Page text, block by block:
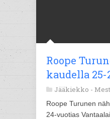
Roope
kaudella 25-
Jääkiekko -
Roope Turunen
24-vuotias